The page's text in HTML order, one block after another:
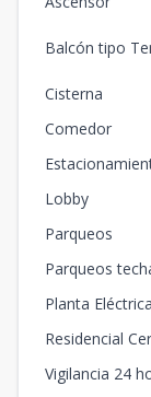
Balcón tipo
Cisterna
Comedor
Lobby
Parqueos
Parqueos
Planta Eléctrica
Residencial
Vigilancia 24